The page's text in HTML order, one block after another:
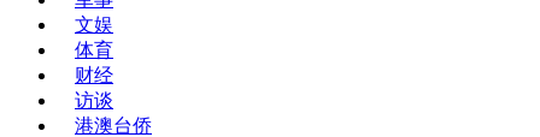
文娱
体育
财经
访谈
港澳台侨